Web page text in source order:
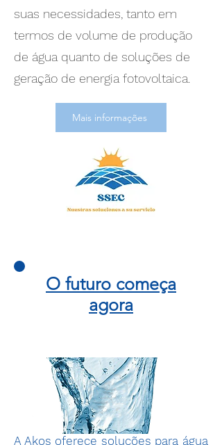
suas necessidades, tanto em
termos de volume de produção
de água quanto de soluções de
geração de energia fotovoltaica.
Mais informações
O futuro começa
agora
A Akos oferece soluções para água